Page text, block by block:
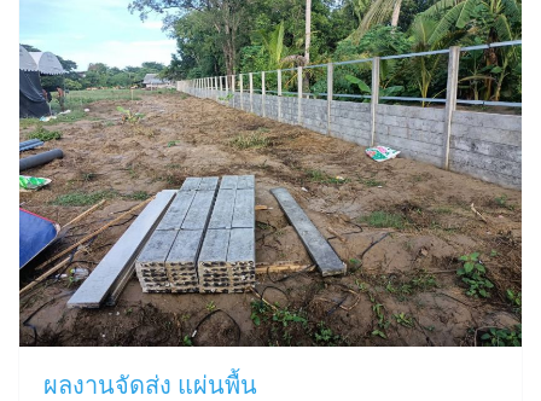
ผลงานจัดส่ง แผ่นพื้น